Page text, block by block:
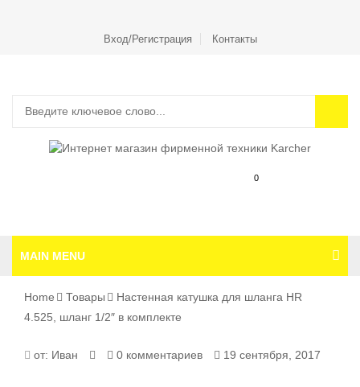
Вход/Регистрация Контакты
0
MAIN MENU
Home Товары
Настенная катушка для шланга HR
4.525, шланг 1/2″ в комплекте
от: Иван 0 комментариев 19 сентября, 2017